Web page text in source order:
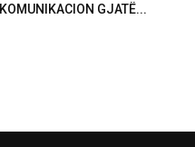
KOMUNIKACION GJATË...